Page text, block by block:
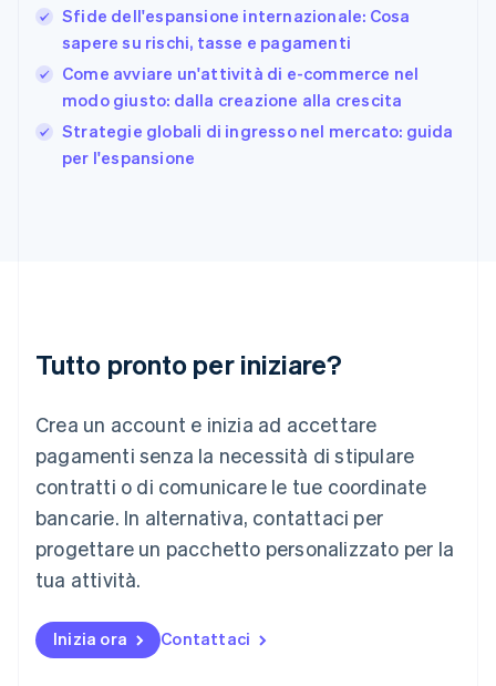
Sfide dell'espansione internazionale: Cosa
sapere su rischi, tasse e pagamenti
Come avviare un'attività di e-commerce nel
modo giusto: dalla creazione alla crescita
Strategie globali di ingresso nel mercato: guida
per l'espansione
Tutto pronto per iniziare?
Crea un account e inizia ad accettare
pagamenti senza la necessità di stipulare
contratti o di comunicare le tue coordinate
bancarie. In alternativa, contattaci per
progettare un pacchetto personalizzato per la
tua attività.
Inizia ora Contattaci
Giappone
日本語English
English
Grecia
English
India
Lituania
Lussemburgo
Deutsch English
Malaysia
English 简体中文
Malta
Messico
EspañolEnglish
English
Nuova Zelanda